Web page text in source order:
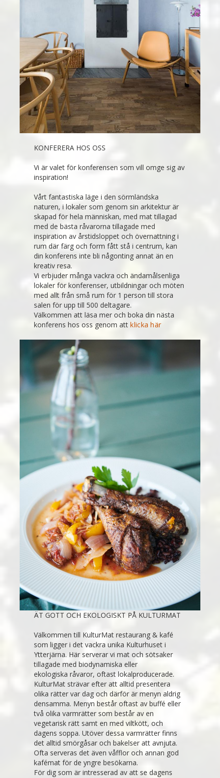
KONFERERA HOS OSS
Vi är valet för konferensen som vill omge sig av
inspiration!
Vårt fantastiska läge i den sörmländska
naturen, i lokaler som genom sin arkitektur är
skapad för hela människan, med mat tillagad
med de bästa råvarorna tillagade med
inspiration av årstidsloppet och övernattning i
rum där färg och form fått stå i centrum, kan
din konferens inte bli någonting annat än en
kreativ resa.
Vi erbjuder många vackra och ändamålsenliga
lokaler för konferenser, utbildningar och möten
med allt från små rum för 1 person till stora
salen för upp till 500 deltagare.
Välkommen att läsa mer och boka din nästa
konferens hos oss genom attklicka här
ÄT GOTT OCH EKOLOGISKT PÅ KULTURMAT
Välkommen till KulturMat restaurang & kafé
som ligger i det vackra unika Kulturhuset i
Ytterjärna. Här serverar vi mat och sötsaker
tillagade med biodynamiska eller
ekologiska råvaror, oftast lokalproducerade.
KulturMat strävar efter att alltid presentera
olika rätter var dag och därför är menyn aldrig
densamma. Menyn består oftast av buffé eller
två olika varmrätter som består av en
vegetarisk rätt samt en med viltkött, och
dagens soppa. Utöver dessa varmrätter finns
det alltid smörgåsar och bakelser att avnjuta.
Ofta serveras det även våfflor och annan god
kafémat för de yngre besökarna.
För dig som är intresserad av att se dagens